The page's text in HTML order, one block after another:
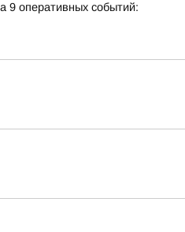
9 оперативных событий: